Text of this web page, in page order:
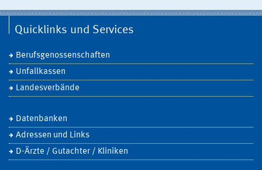
Quicklinks und Services
Berufsgenossenschaften
Unfallkassen
Landesverbände
Datenbanken
Adressen und Links
D-Ärzte / Gutachter / Kliniken